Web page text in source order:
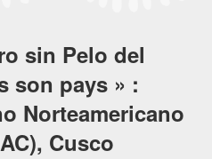
sin Pelo del
son pays » :
Norteamericano
Cusco